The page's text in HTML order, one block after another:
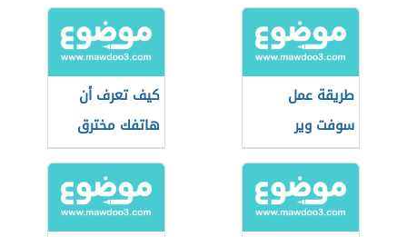
طريقة عمل
سوفت وير
للسامسونج
كيف تعرف أن
هاتفك مخترق